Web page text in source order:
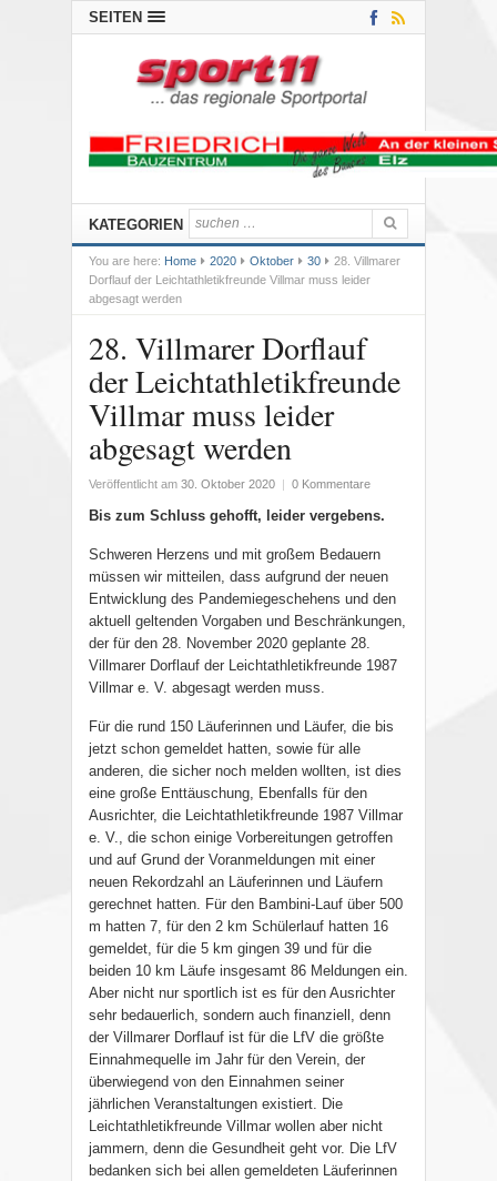
SEITEN
KATEGORIEN
You are here: Home 2020 Oktober 30
28. Villmarer
Dorflauf der Leichtathletikfreunde Villmar muss leider
abgesagt werden
28. Villmarer Dorflauf
der Leichtathletikfreunde
Villmar muss leider
abgesagt werden
Veröffentlicht am 30. Oktober 2020 0 Kommentare
Bis zum Schluss gehofft, leider vergebens.
Schweren Herzens und mit großem Bedauern
müssen wir mitteilen, dass aufgrund der neuen
Entwicklung des Pandemiegeschehens und den
aktuell geltenden Vorgaben und Beschränkungen,
der für den 28. November 2020 geplante 28.
Villmarer Dorflauf der Leichtathletikfreunde 1987
Villmar e. V. abgesagt werden muss.
Für die rund 150 Läuferinnen und Läufer, die bis
jetzt schon gemeldet hatten, sowie für alle
anderen, die sicher noch melden wollten, ist dies
eine große Enttäuschung, Ebenfalls für den
Ausrichter, die Leichtathletikfreunde 1987 Villmar
e. V., die schon einige Vorbereitungen getroffen
und auf Grund der Voranmeldungen mit einer
neuen Rekordzahl an Läuferinnen und Läufern
gerechnet hatten. Für den Bambini-Lauf über 500
m hatten 7, für den 2 km Schülerlauf hatten 16
gemeldet, für die 5 km gingen 39 und für die
beiden 10 km Läufe insgesamt 86 Meldungen ein.
Aber nicht nur sportlich ist es für den Ausrichter
sehr bedauerlich, sondern auch finanziell, denn
der Villmarer Dorflauf ist für die LfV die größte
Einnahmequelle im Jahr für den Verein, der
überwiegend von den Einnahmen seiner
jährlichen Veranstaltungen existiert. Die
Leichtathletikfreunde Villmar wollen aber nicht
jammern, denn die Gesundheit geht vor. Die LfV
bedanken sich bei allen gemeldeten Läuferinnen